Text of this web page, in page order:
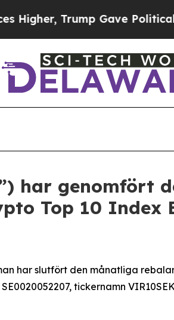
Gave Politically
har genomfört
Top 10 Index
har slutfört den månatliga
tickernamn